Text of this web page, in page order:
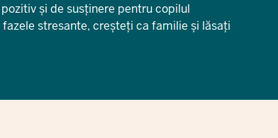
și de susținere pentru copilul
stresante, creșteți ca familie și lăsați